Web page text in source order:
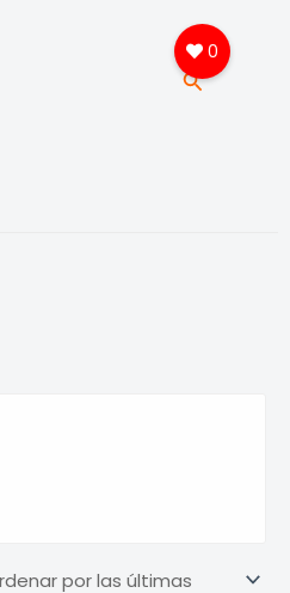
Buscar
0